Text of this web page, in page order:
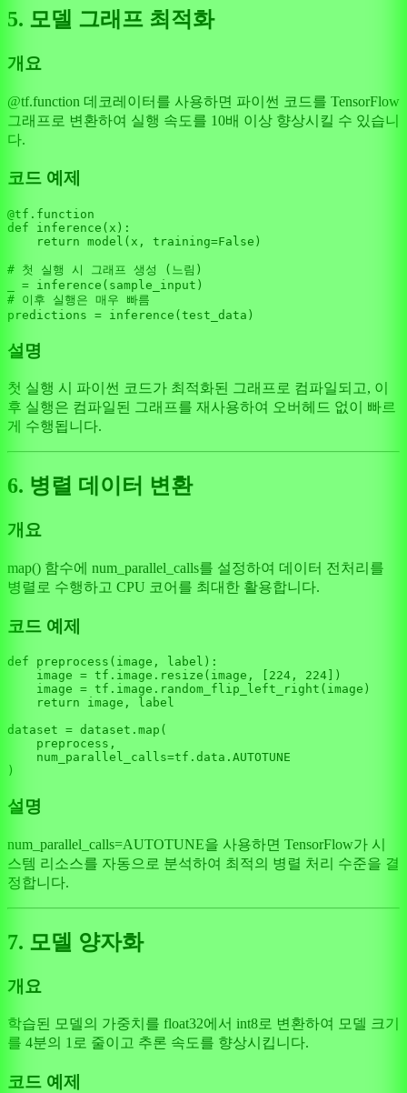
5. 모델 그래프 최적화
개요
@tf.function 데코레이터를 사용하면 파이썬 코드를 TensorFlow
그래프로 변환하여 실행 속도를 10배 이상 향상시킬 수 있습니
다.
코드 예제
@tf.function
def
inference ( x ):
return model(x, training=False )
# 첫 실행 시 그래프 생성 (느림)
# 이후 실행은 매우 빠름
설명
첫 실행 시 파이썬 코드가 최적화된 그래프로 컴파일되고, 이
후 실행은 컴파일된 그래프를 재사용하여 오버헤드 없이 빠르
게 수행됩니다.
6. 병렬 데이터 변환
개요
map() 함수에 num_parallel_calls를 설정하여 데이터 전처리를
병렬로 수행하고 CPU 코어를 최대한 활용합니다.
코드 예제
def preprocess ( image, label ):
    image = tf.image.resize(image, [
224 , 224 ])
    image = tf.image.random_flip_left_right(image)
return image, label
dataset = dataset. map (
    preprocess,
    num_parallel_calls=tf.data.AUTOTUNE
설명
num_parallel_calls=AUTOTUNE을 사용하면 TensorFlow가 시
스템 리소스를 자동으로 분석하여 최적의 병렬 처리 수준을 결
정합니다.
7. 모델 양자화
개요
학습된 모델의 가중치를 float32에서 int8로 변환하여 모델 크기
를 4분의 1로 줄이고 추론 속도를 향상시킵니다.
코드 예제